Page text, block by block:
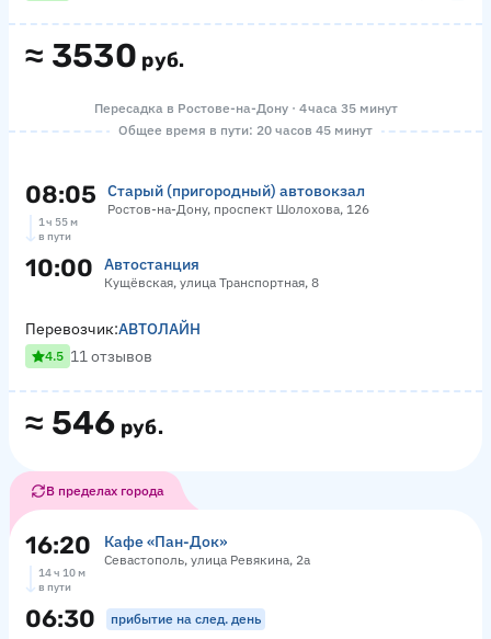
≈ 3530 руб.
Пересадка в Ростове-на-Дону · 4 часа 35 минут
Общее время в пути: 20 часов 45 минут
08:05 Старый (пригородный) автовокзал
Ростов-на-Дону, проспект Шолохова, 126
1 ч 55 м
в пути
10:00 Автостанция
Кущёвская, улица Транспортная, 8
≈ 546 руб.
Перевозчик:АВТОЛАЙН
4.5 11 отзывов
В пределах города
16:20 Кафе «Пан-Док»
Севастополь, улица Ревякина, 2а
14 ч 10 м
в пути
06:30 прибытие на след. день